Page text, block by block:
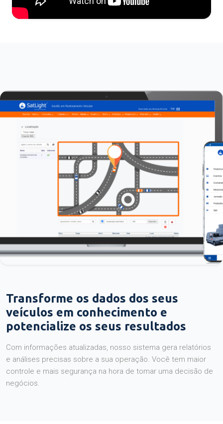
Transforme os dados dos seus
veículos em conhecimento e
potencialize os seus resultados
Com informações atualizadas, nosso sistema gera relatórios
e análises precisas sobre a sua operação. Você tem maior
controle e mais segurança na hora de tomar uma decisão de
negócios.